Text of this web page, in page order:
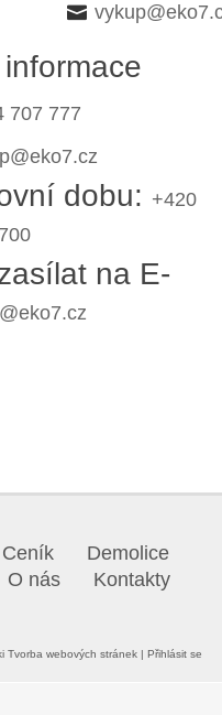
707 777
dobu: +420
na E-
Ceník
Demolice
O nás Kontakty
Tvorba webových stránek | Přihlásit se